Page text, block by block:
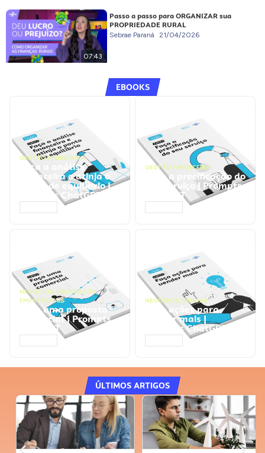
07:43
Passo a passo para ORGANIZAR sua
PROPRIEDADE RURAL
Sebrae Paraná 21/04/2026
EBOOKS
GESTÃO FINANCEIRA
Faça a análise
financeira e atinja o
ponto de equilíbrio |
Prompts ChatGPT
GESTÃO FINANCEIRA
Faça a precificação do
seu serviço | Prompts
ChatGPT
NEGÓCIOS, PROCESSOS
EMPRESARIAIS
Faça uma proposta
comercial | Prompts
ChatGPT
NEGÓCIOS, VENDAS
Faça ações para
vender mais |
Prompts ChatGPT
ÚLTIMOS ARTIGOS